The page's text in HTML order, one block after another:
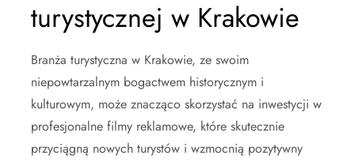
turystycznej w Krakowie
Branża turystyczna w Krakowie, ze swoim
niepowtarzalnym bogactwem historycznym i
kulturowym, może znacząco skorzystać na inwestycji w
profesjonalne filmy reklamowe, które skutecznie
przyciągną nowych turystów i wzmocnią pozytywny